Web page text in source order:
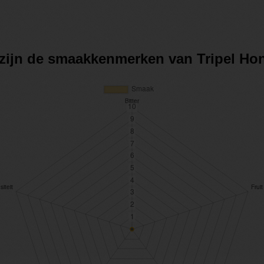
de smaakkenmerken van Tripel